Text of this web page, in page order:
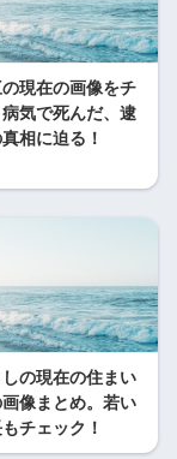
現在の画像をチ
気で死んだ、逮
相に迫る！
の現在の住まい
像まとめ。若い
チェック！